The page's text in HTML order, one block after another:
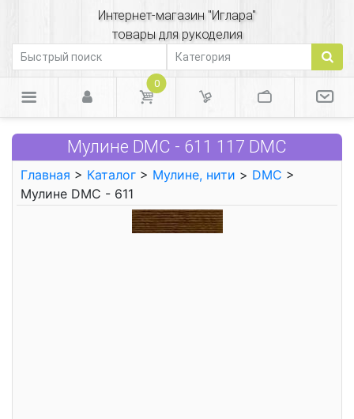
Интернет-магазин "Иглара"
товары для рукоделия
0
Мулине DMC - 611 117 DMC
Главная > Каталог > Мулине, нити > DMC >
Мулине DMC - 611